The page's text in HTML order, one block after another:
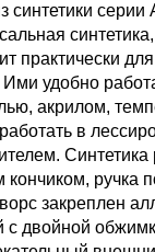
синтетики серии
практически
Ими удобно
акрилом,
в
ручка
закреплен
с двойной